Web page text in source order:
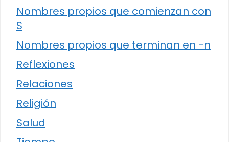
Nombres propios que comienzan con
S
Nombres propios que terminan en -n
Reflexiones
Relaciones
Religión
Salud